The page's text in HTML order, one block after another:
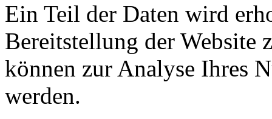
Ein Teil der Daten wird
Bereitstellung der Website
können zur Analyse Ihres
werden.